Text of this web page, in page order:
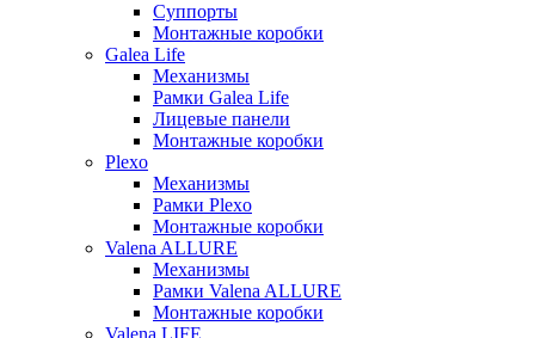
Суппорты
Монтажные коробки
Galea Life
Механизмы
Рамки Galea Life
Лицевые панели
Монтажные коробки
Plexo
Механизмы
Рамки Plexo
Монтажные коробки
Valena ALLURE
Механизмы
Рамки Valena ALLURE
Монтажные коробки